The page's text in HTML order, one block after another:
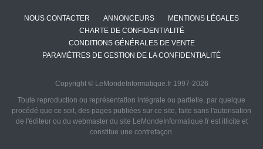
NOUS CONTACTER ANNONCEURS
MENTIONS LÉGALES
CHARTE DE CONFIDENTIALITÉ
CONDITIONS GÉNÉRALES DE VENTE
PARAMÈTRES DE GESTION DE LA CONFIDENTIALITÉ
Copyright © LeMondeInformatique.fr 1997-2026
Toute reproduction ou représentation intégrale ou partielle, par quelque
procédé que ce soit, des pages publiées sur ce site, faite sans l'autorisation
de l'éditeur ou du webmaster du site LeMondeInformatique.fr est illicite et
constitue une contrefaçon.